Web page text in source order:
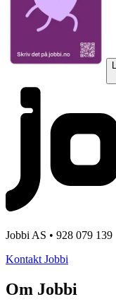
Jobbi AS • 928 079 139
Kontakt Jobbi
Om Jobbi